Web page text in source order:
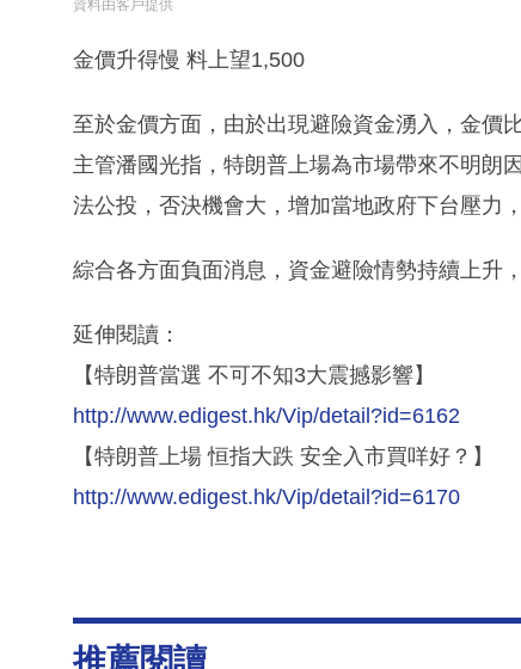
資料由客戶提供
金價升得慢 料上望1,500
至於金價方面，由於出現避險資金湧入，金價
主管潘國光指，特朗普上場為市場帶來不明朗
法公投，否決機會大，增加當地政府下台壓力
綜合各方面負面消息，資金避險情勢持續上升
延伸閱讀：
【特朗普當選 不可不知3大震撼影響】
http://www.edigest.hk/Vip/detail?id=6162
【特朗普上場 恒指大跌 安全入市買咩好？】
http://www.edigest.hk/Vip/detail?id=6170
推薦閱讀